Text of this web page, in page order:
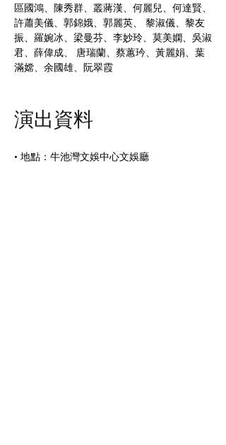
區國鴻、陳秀群、叢蔣漢、何麗兒、何達賢、
許蕭美儀、郭錦娥、郭麗英、 黎淑儀、黎友
振、羅婉冰、梁曼芬、李妙玲、莫美嫻、吳淑
君、薛偉成、 唐瑞蘭、蔡蕙玪、黃麗娟、葉
滿嫦、余國雄、阮翠霞
演出資料
• 地點：牛池灣文娛中心文娛廳